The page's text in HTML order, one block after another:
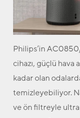
Philips’in
cihazı, güçlü hava
kadar olan
temizleyebiliyor.
ve ön filtreyle ultra